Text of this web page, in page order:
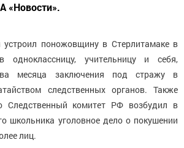
«Новости».
устроил поножовщину в Стерлитамаке в
учительницу и себя,
месяца заключения под стражу в
следственных органов. Также
Следственный комитет РФ возбудил в
школьника уголовное дело о покушении
лиц.